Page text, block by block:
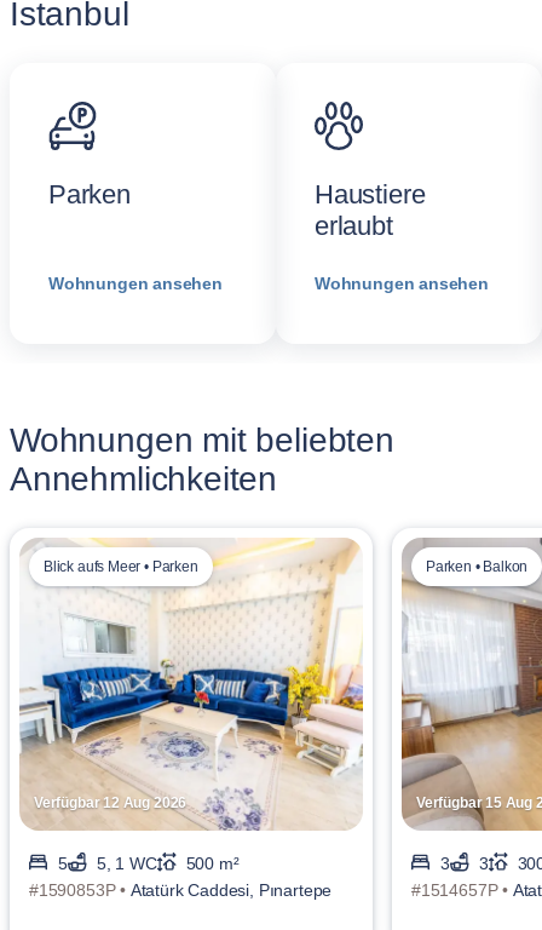
İstanbul
Parken
Wohnungen ansehen
Haustiere
erlaubt
Wohnungen ansehen
Wohnungen mit beliebten
Annehmlichkeiten
Verfügbar 12 Aug 2026
Blick aufs Meer • Parken
5 5, 1 WC
500 m²
#1590853P • Atatürk Caddesi, Pınartepe
Verfügbar 15 Aug
Parken • Balkon
3 3
#1514657P •